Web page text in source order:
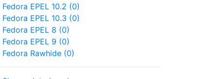
Fedora EPEL 10.2 (0)
Fedora EPEL 10.3 (0)
Fedora EPEL 8 (0)
Fedora EPEL 9 (0)
Fedora Rawhide (0)